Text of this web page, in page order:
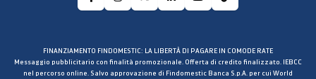
FINANZIAMENTO FINDOMESTIC: LA LIBERTÀ DI PAGARE IN COMODE RATE
Messaggio pubblicitario con finalità promozionale. Offerta di credito finalizzato. IEBCC
nel percorso online. Salvo approvazione di Findomestic Banca S.p.A. per cui World